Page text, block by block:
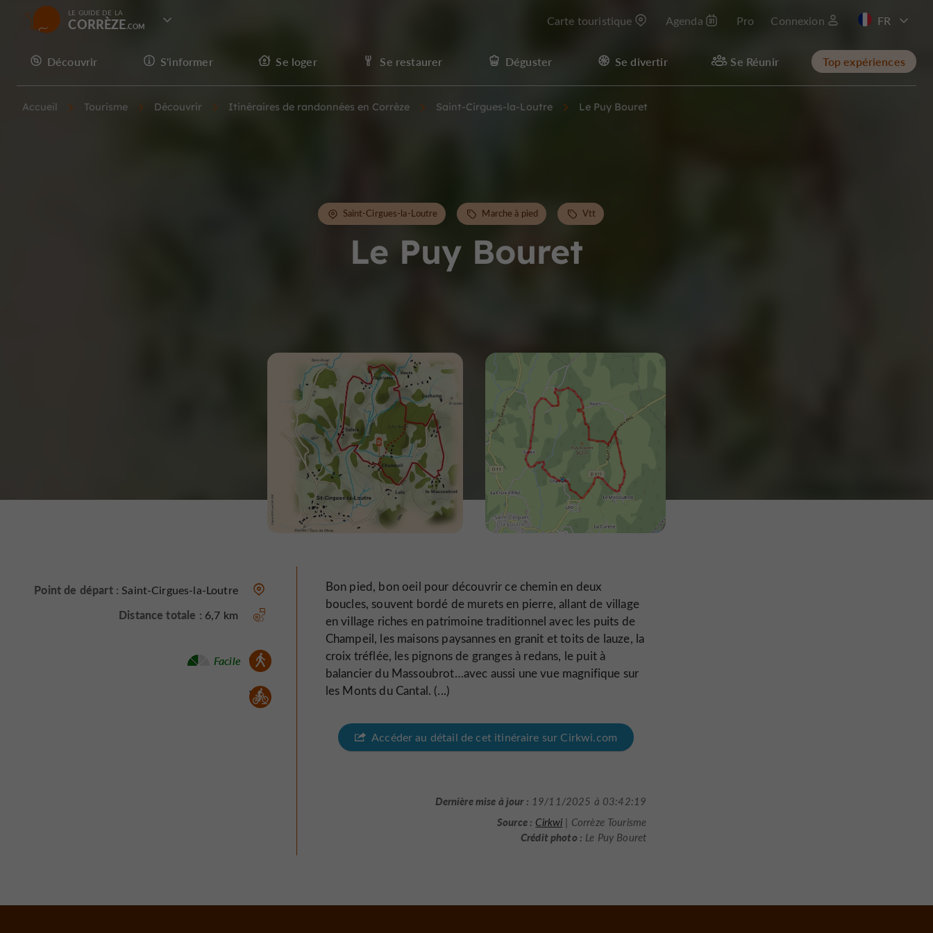
LE GUIDE DE LA
CORRÈZE Carte touristique Agenda Pro Connexion
EN
Découvrir S'informer Se loger Se restaurer Déguster Se divertir Se Réunir Top expériences
Accueil Tourisme Découvrir Itinéraires de randonnées en Corrèze Saint-Cirgues-la-Loutre Le Puy Bouret
Le Puy Bouret
Saint-Cirgues-la-Loutre Marche à pied Vtt
Point de départ : Saint-Cirgues-la-Loutre
Distance totale : 6,7 km
Marche à pied :
Facile
Vtt :
Bon pied, bon oeil pour découvrir ce chemin en deux
boucles, souvent bordé de murets en pierre, allant de village
en village riches en patrimoine traditionnel avec les puits de
Champeil, les maisons paysannes en granit et toits de lauze, la
croix tréflée, les pignons de granges à redans, le puit à
balancier du Massoubrot…avec aussi une vue magnifique sur
les Monts du Cantal. (...)
Accéder au détail de cet itinéraire sur Cirkwi.com
Dernière mise à jour : 19/11/2025 à 03:42:19
Source : Cirkwi | Corrèze Tourisme
Crédit photo : Le Puy Bouret